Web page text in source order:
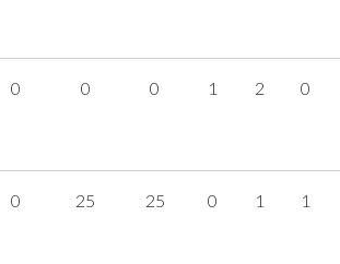
0 0 0 1 2 0
0 25 25 0 1 1